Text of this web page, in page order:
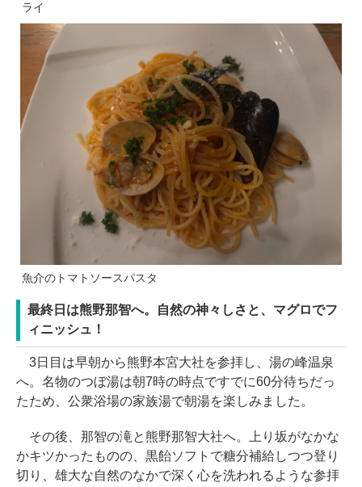
ライ
魚介のトマトソースパスタ
最終日は熊野那智へ。自然の神々しさと、マグロでフ
ィニッシュ！
3日目は早朝から熊野本宮大社を参拝し、湯の峰温泉
へ。名物のつぼ湯は朝7時の時点ですでに60分待ちだっ
たため、公衆浴場の家族湯で朝湯を楽しみました。
その後、那智の滝と熊野那智大社へ。上り坂がなかな
かキツかったものの、黒飴ソフトで糖分補給しつつ登り
切り、雄大な自然のなかで深く心を洗われるような参拝